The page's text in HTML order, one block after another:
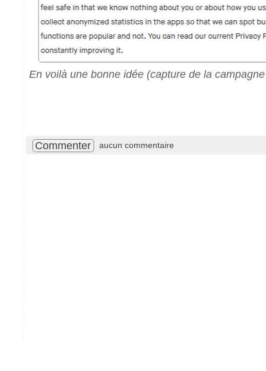
En voilà une bonne idée (capture de la
Commenter aucun commentaire